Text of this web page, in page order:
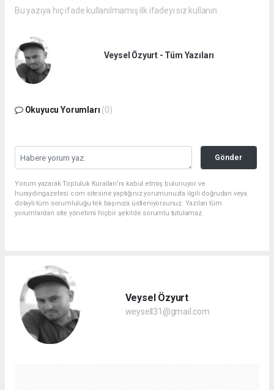
Bu yazıya hiç ifade kullanılmamış ilk ifadeyi siz kullanın.
Veysel Özyurt - Tüm Yazıları
Okuyucu Yorumları (0)
Gönder
Yorum yazarak Topluluk Kuralları’nı kabul etmiş bulunuyor ve
huraydingazetesi.com sitesine yaptığınız yorumunuzla ilgili doğrudan veya
dolaylı tüm sorumluluğu tek başınıza üstleniyorsunuz. Yazılan tüm
yorumlardan site yönetimi hiçbir şekilde sorumlu tutulamaz.
Veysel Özyurt
weysell31@gmail.com